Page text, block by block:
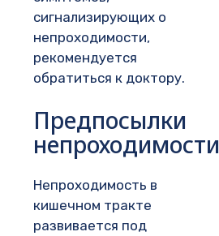
сигнализирующих о
непроходимости,
рекомендуется
обратиться к доктору.
Предпосылки
непроходимости
Непроходимость в
кишечном тракте
развивается под